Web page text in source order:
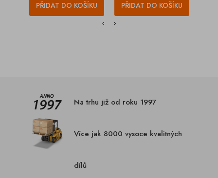
PŘIDAT DO KOŠÍKU PŘIDAT DO KOŠÍKU
Na trhu již od roku 1997
Více jak 8000 vysoce kvalitných
dílů